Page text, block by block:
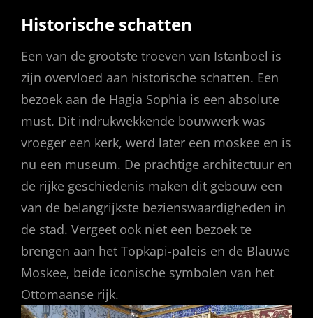
Historische schatten
Een van de grootste troeven van Istanboel is
zijn overvloed aan historische schatten. Een
bezoek aan de Hagia Sophia is een absolute
must. Dit indrukwekkende bouwwerk was
vroeger een kerk, werd later een moskee en is
nu een museum. De prachtige architectuur en
de rijke geschiedenis maken dit gebouw een
van de belangrijkste bezienswaardigheden in
de stad. Vergeet ook niet een bezoek te
brengen aan het Topkapi-paleis en de Blauwe
Moskee, beide iconische symbolen van het
Ottomaanse rijk.